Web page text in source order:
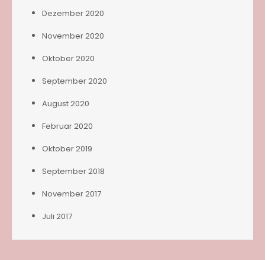
Dezember 2020
November 2020
Oktober 2020
September 2020
August 2020
Februar 2020
Oktober 2019
September 2018
November 2017
Juli 2017